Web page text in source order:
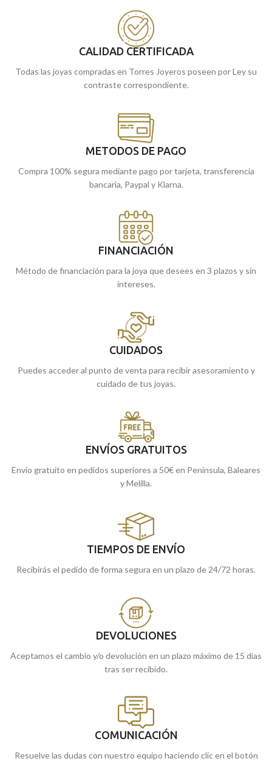
en nuestras tiendas de
online y te la
Recógela
Málaga
llevamos a casa.
CALIDAD CERTIFICADA
Todas las joyas compradas en Torres Joyeros poseen por Ley su
contraste correspondiente.
METODOS DE PAGO
Compra 100% segura mediante pago por tarjeta, transferencia
bancaria, Paypal y Klarna.
FINANCIACIÓN
Método de financiación para la joya que desees en 3 plazos y sin
intereses.
CUIDADOS
Puedes acceder al punto de venta para recibir asesoramiento y
cuidado de tus joyas.
ENVÍOS GRATUITOS
Envío gratuito en pedidos superiores a 50€ en Península, Baleares
y Melilla.
TIEMPOS DE ENVÍO
Recibirás el pedido de forma segura en un plazo de 24/72 horas.
DEVOLUCIONES
Aceptamos el cambio y/o devolución en un plazo máximo de 15 días
tras ser recibido.
COMUNICACIÓN
Resuelve las dudas con nuestro equipo haciendo clic en el botón